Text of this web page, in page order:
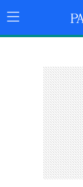
Menu
Principal